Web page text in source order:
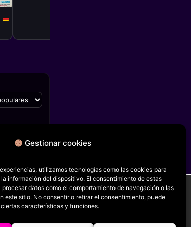
Gestionar cookies
utilizamos tecnologías como las cookies para
información del dispositivo. El consentimiento de estas
datos como el comportamiento de navegación o las
este sitio. No consentir o retirar el consentimiento, puede
características y funciones.